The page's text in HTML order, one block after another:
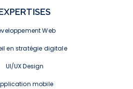
Web
en stratégie digitale
UI/UX Design
mobile